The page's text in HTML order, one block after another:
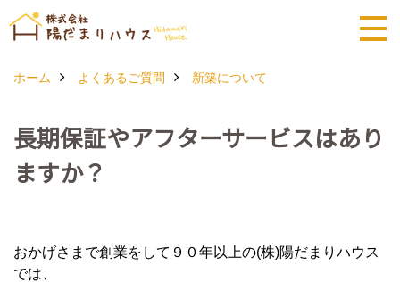
ホーム よくあるご質問 新築について
長期保証やアフターサービスはあり
ますか？
おかげさまで創業をして９０年以上の(株)陽だまりハウス
では、